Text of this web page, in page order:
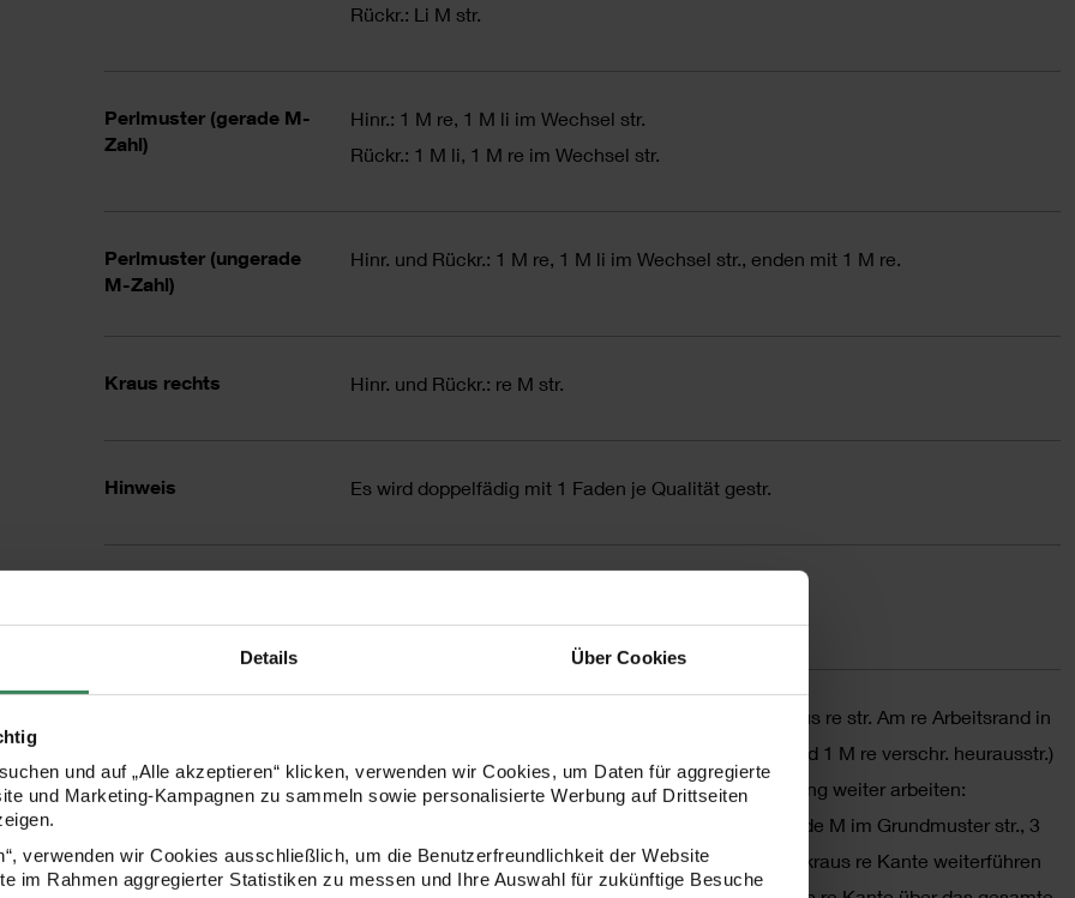
Details Über Cookies
und auf „Alle akzeptieren“ klicken, verwenden wir Cookies, um Daten für aggregierte
und Marketing-Kampagnen zu sammeln sowie personalisierte Werbung auf Drittseiten
verwenden wir Cookies ausschließlich, um die Benutzerfreundlichkeit der Website
im Rahmen aggregierter Statistiken zu messen und Ihre Auswahl für zukünftige Besuche
Rückr.: Li M str.
Perlmuster (gerade M-
Zahl)
Hinr.: 1 M re, 1 M li im Wechsel str.
Rückr.: 1 M li, 1 M re im Wechsel str.
Perlmuster (ungerade
M-Zahl)
Hinr. und Rückr.: 1 M re, 1 M li im Wechsel str., enden mit 1 M re.
Kraus rechts Hinr. und Rückr.: re M str.
Hinweis Es wird doppelfädig mit 1 Faden je Qualität gestr.
3 M anschlagen und zwischen den RM (= 1 M re) kraus re str. Am re Arbeitsrand in
jeder 4. R die M nach der RM verdoppeln (= 1 M re und 1 M re verschr. heurausstr.)
bis 9 M auf der Nadel sind. Dann in folgender Einteilung weiter arbeiten:
RM, 3 M kraus re, die folgende M verdoppeln und beide M im Grundmuster str., 3
M kraus re, RM. Die Zun. am re Arbeitsrand nach der kraus re Kante weiterführen